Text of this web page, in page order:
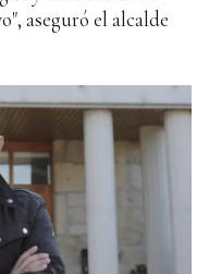
aseguró el alcalde